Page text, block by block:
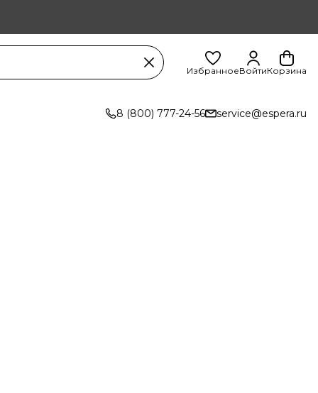
ИзбранноеВойтиКорзина
8 (800) 777-24-56 service@espera.ru